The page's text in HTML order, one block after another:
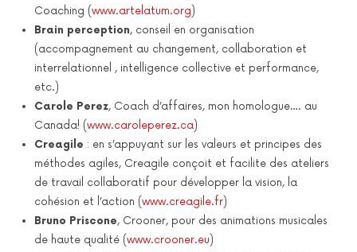
Coaching (www.artelatum.org)
Brain perception, conseil en organisation
(accompagnement au changement, collaboration et
interrelationnel , intelligence collective et performance,
etc.)
Carole Perez, Coach d’affaires, mon homologue…. au
Canada! (www.caroleperez.ca)
Creagile : en s’appuyant sur les valeurs et principes des
méthodes agiles, Creagile conçoit et facilite des ateliers
de travail collaboratif pour développer la vision, la
cohésion et l’action (www.creagile.fr)
Bruno Priscone, Crooner, pour des animations musicales
de haute qualité (www.crooner.eu)